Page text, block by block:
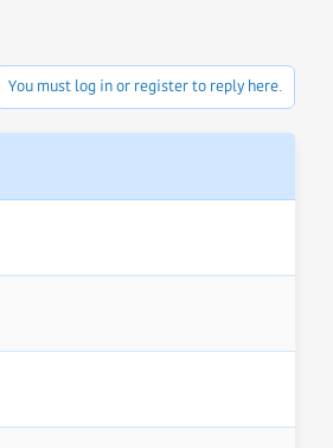
You must log in or register to reply here.